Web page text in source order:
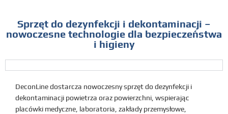
Sprzęt do dezynfekcji i dekontaminacji –
nowoczesne technologie dla bezpieczeństwa
i higieny
DeconLine dostarcza nowoczesny sprzęt do dezynfekcji i
dekontaminacji powietrza oraz powierzchni, wspierając
placówki medyczne, laboratoria, zakłady przemysłowe,